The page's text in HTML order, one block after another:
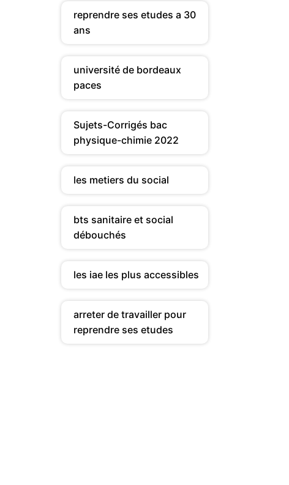
reprendre ses etudes a 30
ans
université de bordeaux
paces
Sujets-Corrigés bac
physique-chimie 2022
les metiers du social
bts sanitaire et social
débouchés
les iae les plus accessibles
arreter de travailler pour
reprendre ses etudes